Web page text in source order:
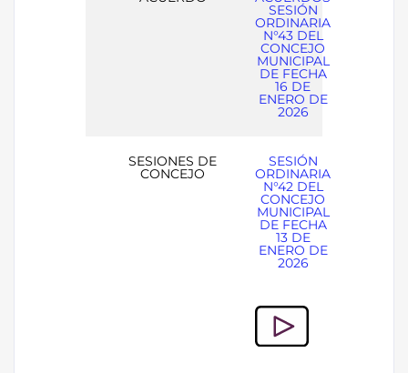
SESIÓN
ORDINARIA
N°43 DEL
CONCEJO
MUNICIPAL
DE FECHA
16 DE
ENERO DE
2026
SESIONES DE
CONCEJO
SESIÓN
ORDINARIA
N°42 DEL
CONCEJO
MUNICIPAL
DE FECHA
13 DE
ENERO DE
2026